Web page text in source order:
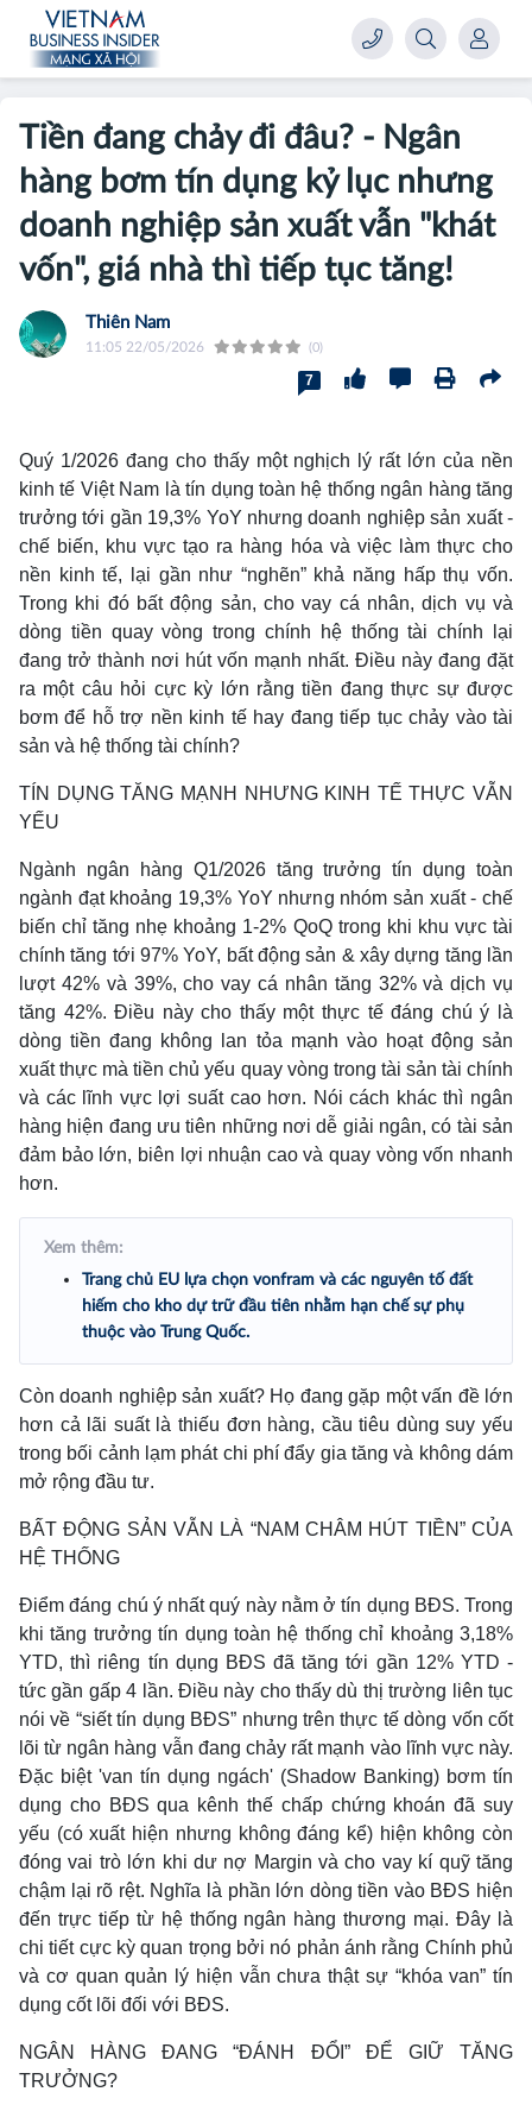
Tiền đang chảy đi đâu? - Ngân
hàng bơm tín dụng kỷ lục nhưng
doanh nghiệp sản xuất vẫn "khát
vốn", giá nhà thì tiếp tục tăng!
Thiên Nam
11:05 22/05/2026 (0)
7
Quý 1/2026 đang cho thấy một nghịch lý rất lớn của nền
kinh tế Việt Nam là tín dụng toàn hệ thống ngân hàng tăng
trưởng tới gần 19,3% YoY nhưng doanh nghiệp sản xuất -
chế biến, khu vực tạo ra hàng hóa và việc làm thực cho
nền kinh tế, lại gần như “nghẽn” khả năng hấp thụ vốn.
Trong khi đó bất động sản, cho vay cá nhân, dịch vụ và
dòng tiền quay vòng trong chính hệ thống tài chính lại
đang trở thành nơi hút vốn mạnh nhất. Điều này đang đặt
ra một câu hỏi cực kỳ lớn rằng tiền đang thực sự được
bơm để hỗ trợ nền kinh tế hay đang tiếp tục chảy vào tài
sản và hệ thống tài chính?
TÍN DỤNG TĂNG MẠNH NHƯNG KINH TẾ THỰC VẪN
YẾU
Ngành ngân hàng Q1/2026 tăng trưởng tín dụng toàn
ngành đạt khoảng 19,3% YoY nhưng nhóm sản xuất - chế
biến chỉ tăng nhẹ khoảng 1-2% QoQ trong khi khu vực tài
chính tăng tới 97% YoY, bất động sản & xây dựng tăng lần
lượt 42% và 39%, cho vay cá nhân tăng 32% và dịch vụ
tăng 42%. Điều này cho thấy một thực tế đáng chú ý là
dòng tiền đang không lan tỏa mạnh vào hoạt động sản
xuất thực mà tiền chủ yếu quay vòng trong tài sản tài chính
và các lĩnh vực lợi suất cao hơn. Nói cách khác thì ngân
hàng hiện đang ưu tiên những nơi dễ giải ngân, có tài sản
đảm bảo lớn, biên lợi nhuận cao và quay vòng vốn nhanh
hơn.
Xem thêm:
Trang chủ EU lựa chọn vonfram và các nguyên tố đất
hiếm cho kho dự trữ đầu tiên nhằm hạn chế sự phụ
thuộc vào Trung Quốc.
Còn doanh nghiệp sản xuất? Họ đang gặp một vấn đề lớn
hơn cả lãi suất là thiếu đơn hàng, cầu tiêu dùng suy yếu
trong bối cảnh lạm phát chi phí đẩy gia tăng và không dám
mở rộng đầu tư.
BẤT ĐỘNG SẢN VẪN LÀ “NAM CHÂM HÚT TIỀN” CỦA
HỆ THỐNG
Điểm đáng chú ý nhất quý này nằm ở tín dụng BĐS. Trong
khi tăng trưởng tín dụng toàn hệ thống chỉ khoảng 3,18%
YTD, thì riêng tín dụng BĐS đã tăng tới gần 12% YTD -
tức gần gấp 4 lần. Điều này cho thấy dù thị trường liên tục
nói về “siết tín dụng BĐS” nhưng trên thực tế dòng vốn cốt
lõi từ ngân hàng vẫn đang chảy rất mạnh vào lĩnh vực này.
Đặc biệt 'van tín dụng ngách' (Shadow Banking) bơm tín
dụng cho BĐS qua kênh thế chấp chứng khoán đã suy
yếu (có xuất hiện nhưng không đáng kể) hiện không còn
đóng vai trò lớn khi dư nợ Margin và cho vay kí quỹ tăng
chậm lại rõ rệt. Nghĩa là phần lớn dòng tiền vào BĐS hiện
đến trực tiếp từ hệ thống ngân hàng thương mại. Đây là
chi tiết cực kỳ quan trọng bởi nó phản ánh rằng Chính phủ
và cơ quan quản lý hiện vẫn chưa thật sự “khóa van” tín
dụng cốt lõi đối với BĐS.
NGÂN HÀNG ĐANG “ĐÁNH ĐỔI” ĐỂ GIỮ TĂNG
TRƯỞNG?